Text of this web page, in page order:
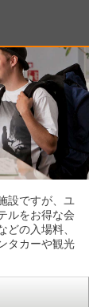
設ですが、ユ
ルをお得な会
の入場料、
タカーや観光